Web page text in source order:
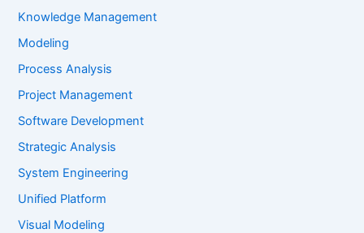
Knowledge Management
Modeling
Process Analysis
Project Management
Software Development
Strategic Analysis
System Engineering
Unified Platform
Visual Modeling